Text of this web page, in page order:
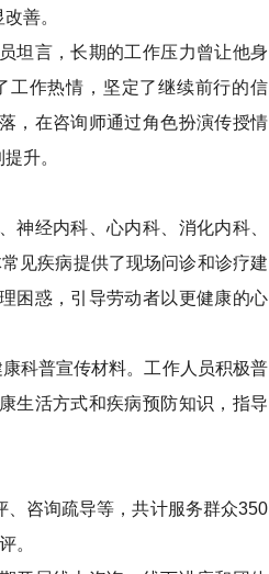
善。
言，长期的工作压力曾让他身
工作热情，坚定了继续前行的信
，在咨询师通过角色扮演传授情
升。
经内科、心内科、消化内科、
见疾病提供了现场问诊和诊疗建
困惑，引导劳动者以更健康的心
科普宣传材料。工作人员积极普
生活方式和疾病预防知识，指导
咨询疏导等，共计服务群众350
。